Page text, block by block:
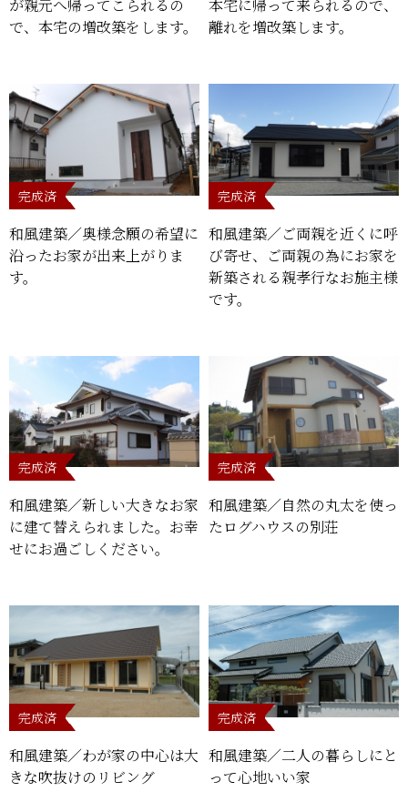
が親元へ帰ってこられるの
で、本宅の増改築をします。
本宅に帰って来られるので、
離れを増改築します。
完成済
和風建築／奥様念願の希望に
沿ったお家が出来上がりま
す。
完成済
和風建築／ご両親を近くに呼
び寄せ、ご両親の為にお家を
新築される親孝行なお施主様
です。
完成済
和風建築／新しい大きなお家
に建て替えられました。お幸
せにお過ごしください。
完成済
和風建築／自然の丸太を使っ
たログハウスの別荘
完成済
和風建築／わが家の中心は大
きな吹抜けのリビング
完成済
和風建築／二人の暮らしにと
って心地いい家